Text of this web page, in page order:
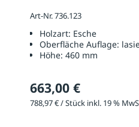
Art-Nr. 736.123
Holzart: Esche
Oberfläche Auflage:
Höhe: 460 mm
663,00 €
788,97 € / Stück inkl. 19 %